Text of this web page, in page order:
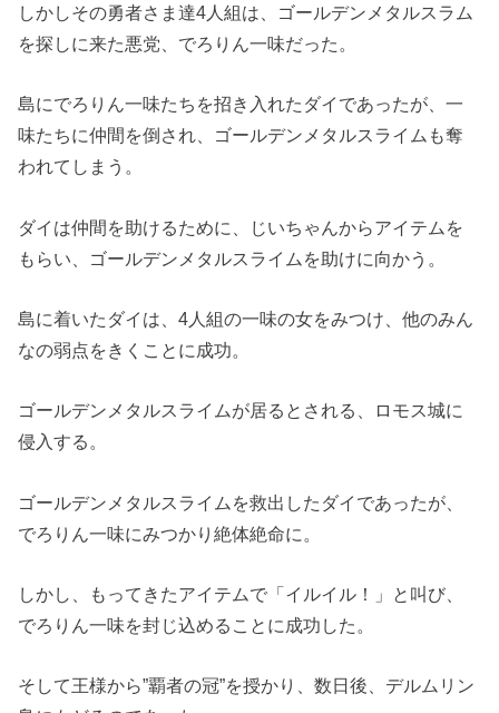
しかしその勇者さま達4人組は、ゴールデンメタルスラム
を探しに来た悪党、でろりん一味だった。
島にでろりん一味たちを招き入れたダイであったが、一
味たちに仲間を倒され、ゴールデンメタルスライムも奪
われてしまう。
ダイは仲間を助けるために、じいちゃんからアイテムを
もらい、ゴールデンメタルスライムを助けに向かう。
島に着いたダイは、4人組の一味の女をみつけ、他のみん
なの弱点をきくことに成功。
ゴールデンメタルスライムが居るとされる、ロモス城に
侵入する。
ゴールデンメタルスライムを救出したダイであったが、
でろりん一味にみつかり絶体絶命に。
しかし、もってきたアイテムで「イルイル！」と叫び、
でろりん一味を封じ込めることに成功した。
そして王様から”覇者の冠”を授かり、数日後、デルムリン